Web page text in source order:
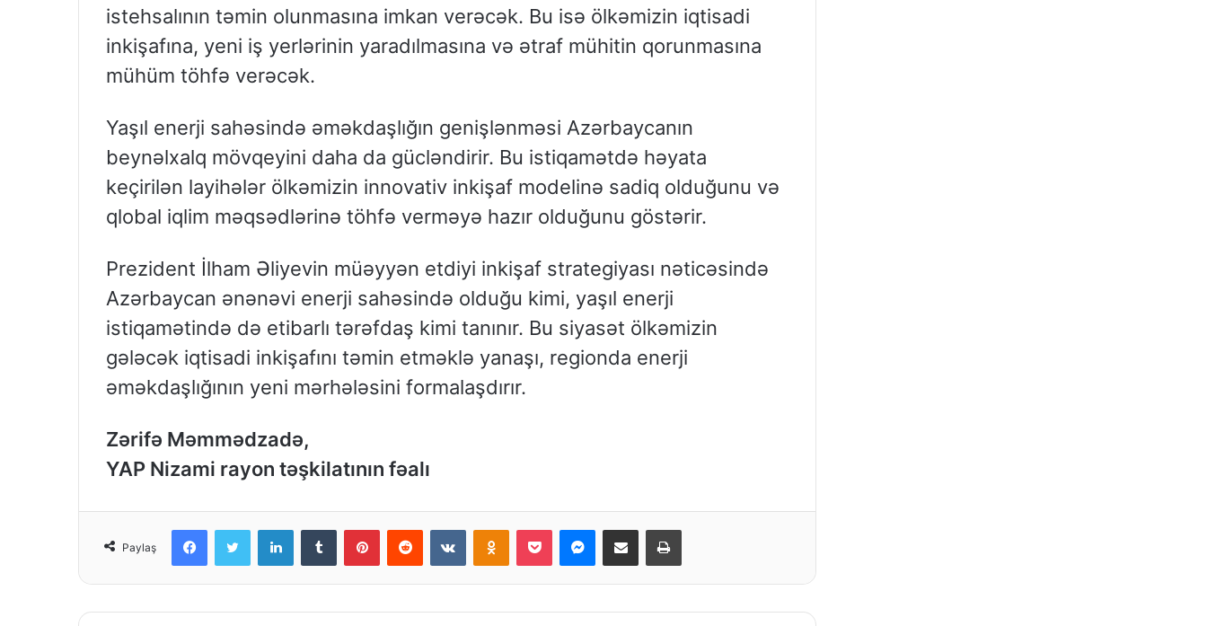
istehsalının təmin olunmasına imkan verəcək. Bu isə ölkəmizin iqtisadi
inkişafına, yeni iş yerlərinin yaradılmasına və ətraf mühitin qorunmasına
mühüm töhfə verəcək.
Yaşıl enerji sahəsində əməkdaşlığın genişlənməsi Azərbaycanın
beynəlxalq mövqeyini daha da gücləndirir. Bu istiqamətdə həyata
keçirilən layihələr ölkəmizin innovativ inkişaf modelinə sadiq olduğunu və
qlobal iqlim məqsədlərinə töhfə verməyə hazır olduğunu göstərir.
Prezident İlham Əliyevin müəyyən etdiyi inkişaf strategiyası nəticəsində
Azərbaycan ənənəvi enerji sahəsində olduğu kimi, yaşıl enerji
istiqamətində də etibarlı tərəfdaş kimi tanınır. Bu siyasət ölkəmizin
gələcək iqtisadi inkişafını təmin etməklə yanaşı, regionda enerji
əməkdaşlığının yeni mərhələsini formalaşdırır.
Zərifə Məmmədzadə,
YAP Nizami rayon təşkilatının fəalı
Paylaş